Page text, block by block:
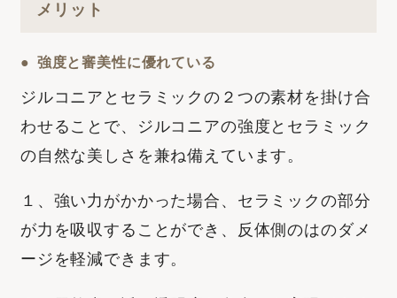
メリット
強度と審美性に優れている
ジルコニアとセラミックの２つの素材を掛け合
わせることで、ジルコニアの強度とセラミック
の自然な美しさを兼ね備えています。
１、強い力がかかった場合、セラミックの部分
が力を吸収することができ、反体側のはのダメ
ージを軽減できます。